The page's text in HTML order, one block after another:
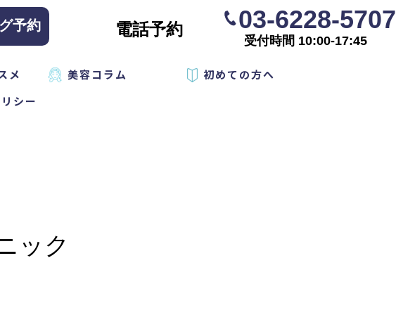
予約 電話予約 03-6228-5707
受付時間 10:00-17:45
メ 美容コラム
初めての方へ
シー
ック